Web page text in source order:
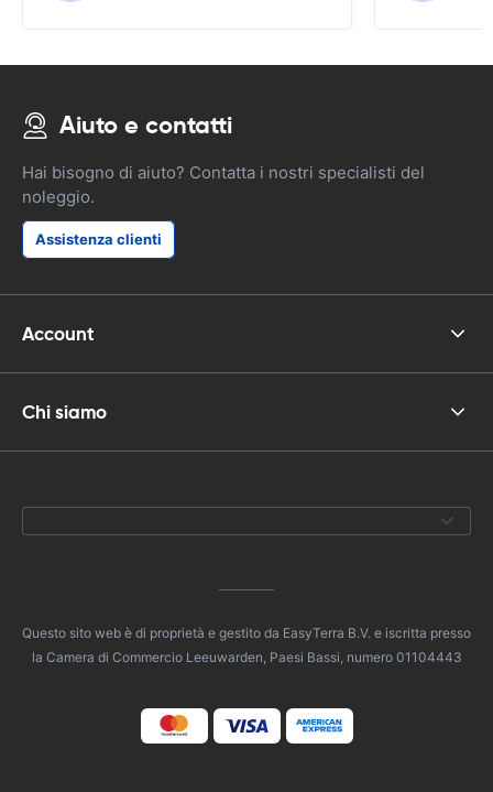
Aiuto e contatti
Hai bisogno di aiuto? Contatta i nostri specialisti del
noleggio.
Assistenza clienti
Account
Chi siamo
Questo sito web è di proprietà e gestito da EasyTerra B.V. e iscritta presso
la Camera di Commercio Leeuwarden, Paesi Bassi, numero 01104443